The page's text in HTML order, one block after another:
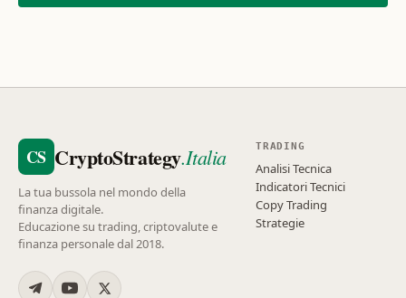
CS CryptoStrategy.Italia
La tua bussola nel mondo della
finanza digitale.
Educazione su trading, criptovalute e
finanza personale dal 2018.
TRADING
Analisi Tecnica
Indicatori Tecnici
Copy Trading
Strategie